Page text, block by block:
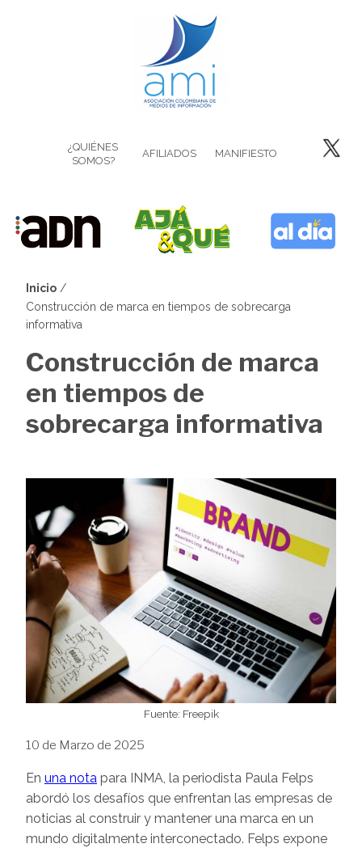
¿QUIÉNES
SOMOS?
AFILIADOS MANIFIESTO
Sobrescribir
de
ayuda
a
navegación
Inicio
Construcción de marca en tiempos de sobrecarga
informativa
Construcción de marca
en tiempos de
sobrecarga informativa
Fuente: Freepik
10 de Marzo de 2025
En una nota para INMA, la periodista Paula Felps
abordó los desafíos que enfrentan las empresas de
noticias al construir y mantener una marca en un
mundo digitalmente interconectado. Felps expone